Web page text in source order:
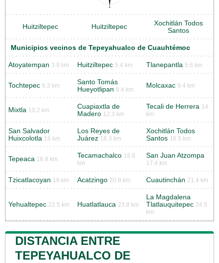
Huitziltepec Huitziltepec
Xochitlán Todos
Santos
Municipios vecinos de Tepeyahualco de Cuauhtémoc
Atoyatempan 3.9 km Huitziltepec 5.4 km Tlanepantla 5.6 km
Tochtepec 6.3 km
Santo Tomás
Hueyotlipan 8.4 km
Molcaxac 9.4 km
Mixtla 10.2 km
Cuapiaxtla de
Madero 12.3 km
Tecali de Herrera 14
km
San Salvador
Huixcolotla 16 km
Los Reyes de
Juárez 16.3 km
Xochitlán Todos
Santos 16.5 km
Tepeaca 16.8 km Tecamachalco 16.8
km
San Juan Atzompa
17.4 km
Tzicatlacoyan 18 km Acatzingo 20.8 km Cuautinchán 21.4 km
Yehualtepec 22.5 km Huatlatlauca 23.8 km
La Magdalena
Tlatlauquitepec 24.5
km
DISTANCIA ENTRE
TEPEYAHUALCO DE